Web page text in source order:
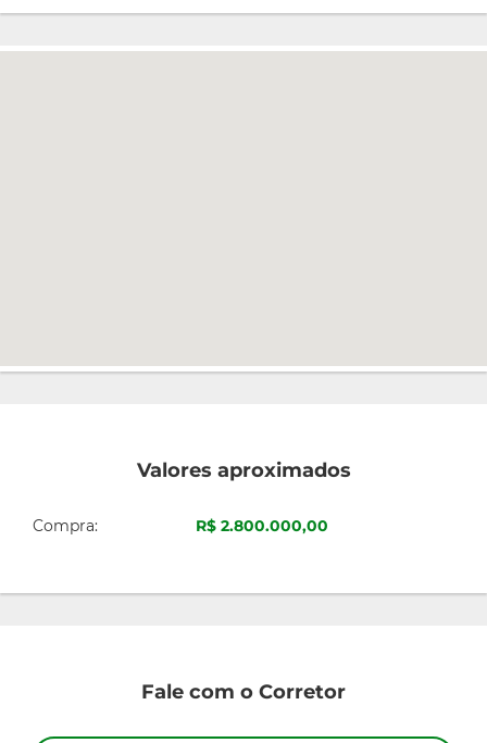
Valores aproximados
Compra: R$ 2.800.000,00
Fale com o Corretor